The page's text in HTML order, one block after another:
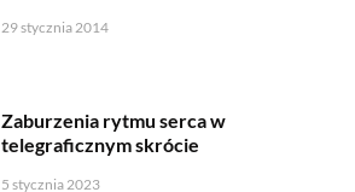
29 stycznia 2014
Zaburzenia rytmu serca w
telegraficznym skrócie
5 stycznia 2023